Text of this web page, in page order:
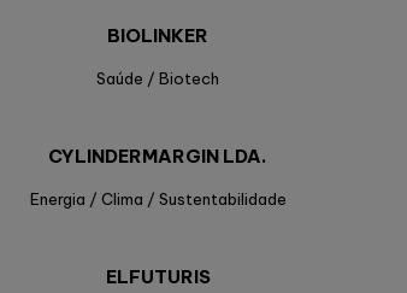
BIOLINKER
Saúde / Biotech
CYLINDERMARGIN LDA.
Energia / Clima / Sustentabilidade
ELFUTURIS